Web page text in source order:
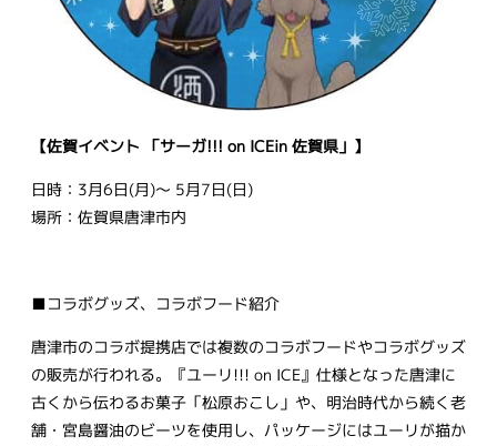
【佐賀イベント 「サーガ!!! on ICEin 佐賀県」】
日時：3月6日(月)～ 5月7日(日)
場所：佐賀県唐津市内
■コラボグッズ、コラボフード紹介
唐津市のコラボ提携店では複数のコラボフードやコラボグッズ
の販売が行われる。『ユーリ!!! on ICE』仕様となった唐津に
古くから伝わるお菓子「松原おこし」や、明治時代から続く老
舗・宮島醤油のビーツを使用し、パッケージにはユーリが描か